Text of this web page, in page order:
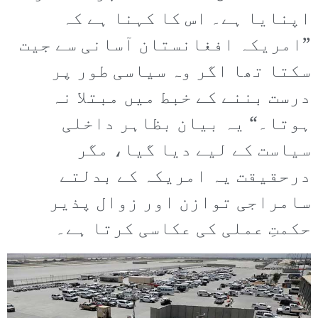
اپنایا ہے۔ اس کا کہنا ہے کہ
”امریکہ افغانستان آسانی سے جیت
سکتا تھا اگر وہ سیاسی طور پر
درست بننے کے خبط میں مبتلا نہ
ہوتا۔“ یہ بیان بظاہر داخلی
سیاست کے لیے دیا گیا، مگر
درحقیقت یہ امریکہ کے بدلتے
سامراجی توازن اور زوال پذیر
حکمتِ عملی کی عکاسی کرتا ہے۔